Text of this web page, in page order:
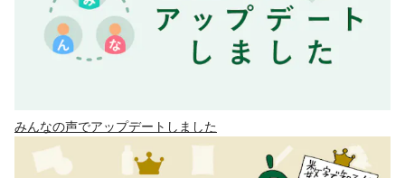
みんなの声でアップデートしました